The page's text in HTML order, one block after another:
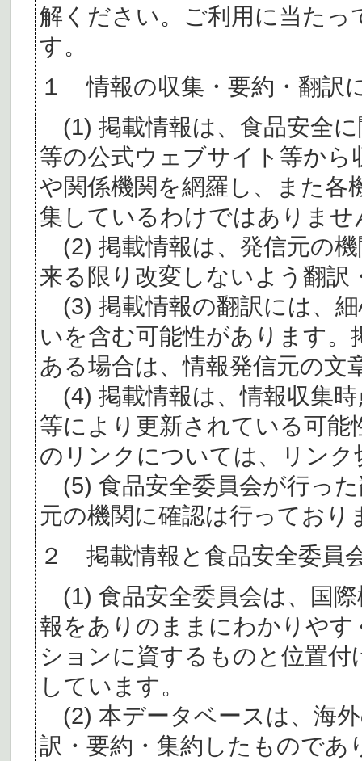
解ください。ご利用に当た
す。
１ 情報の収集・要約・翻訳
(1) 掲載情報は、食品安全
等の公式ウェブサイト等か
や関係機関を網羅し、また各
集しているわけではありませ
(2) 掲載情報は、発信元の
来る限り改変しないよう翻訳
(3) 掲載情報の翻訳には、
いを含む可能性があります。
ある場合は、情報発信元の文
(4) 掲載情報は、情報収集
等により更新されている可
のリンクについては、リン
(5) 食品安全委員会が行っ
元の機関に確認は行っており
２ 掲載情報と食品安全委員
(1) 食品安全委員会は、国
報をありのままにわかりや
ションに資するものと位置
しています。
(2) 本データベースは、海
訳・要約・集約したものであ